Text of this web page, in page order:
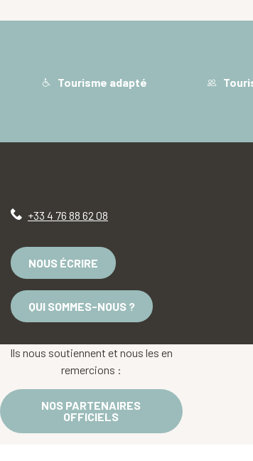
Tourisme adapté
+33 4 76 88 62 08
NOUS ÉCRIRE
QUI SOMMES-NOUS ?
Ils nous soutiennent et nous les en
remercions :
NOS PARTENAIRES
OFFICIELS